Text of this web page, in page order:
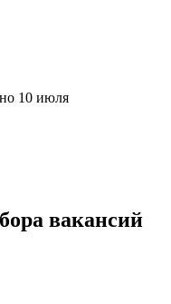
10 июля
вакансий